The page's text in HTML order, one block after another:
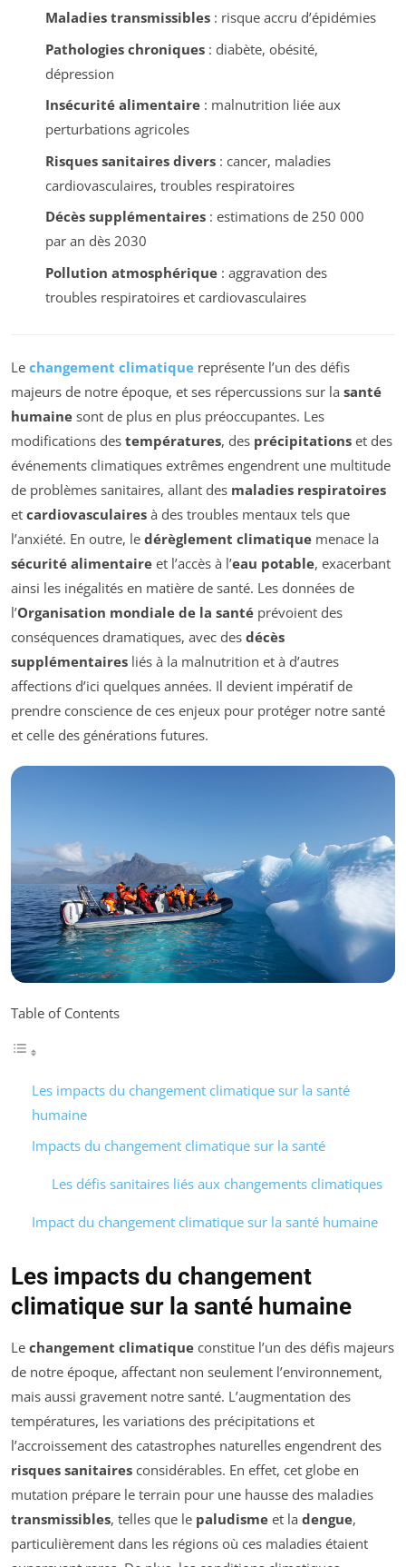
Maladies transmissibles: risque accru d’épidémies
Pathologies chroniques: diabète, obésité,
dépression
Insécurité alimentaire: malnutrition liée aux
perturbations agricoles
Risques sanitaires divers: cancer, maladies
cardiovasculaires, troubles respiratoires
Décès supplémentaires: estimations de 250 000
par an dès 2030
Pollution atmosphérique: aggravation des
troubles respiratoires et cardiovasculaires
Le changement climatique représente l’un des défis
majeurs de notre époque, et ses répercussions sur la santé
humaine sont de plus en plus préoccupantes. Les
modifications des températures, des précipitations et des
événements climatiques extrêmes engendrent une multitude
de problèmes sanitaires, allant des maladies respiratoires
et cardiovasculaires à des troubles mentaux tels que
l’anxiété. En outre, le dérèglement climatique menace la
sécurité alimentaire et l’accès à l’eau potable, exacerbant
ainsi les inégalités en matière de santé. Les données de
l’Organisation mondiale de la santé prévoient des
conséquences dramatiques, avec des décès
supplémentaires liés à la malnutrition et à d’autres
affections d’ici quelques années. Il devient impératif de
prendre conscience de ces enjeux pour protéger notre santé
et celle des générations futures.
Table of Contents
Les impacts du changement climatique sur la santé
humaine
Impacts du changement climatique sur la santé
Les défis sanitaires liés aux changements climatiques
Impact du changement climatique sur la santé humaine
Les impacts du changement
climatique sur la santé humaine
Le changement climatique constitue l’un des défis majeurs
de notre époque, affectant non seulement l’environnement,
mais aussi gravement notre santé. L’augmentation des
températures, les variations des précipitations et
l’accroissement des catastrophes naturelles engendrent des
risques sanitaires considérables. En effet, cet globe en
mutation prépare le terrain pour une hausse des maladies
transmissibles, telles que le paludisme et la dengue,
particulièrement dans les régions où ces maladies étaient